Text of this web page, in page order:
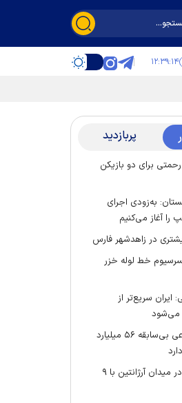
۱۲:۳۹:۱۴
پربازدید
برای دو بازیکن
به‌زودی اجرای
را آغاز می‌کنیم
خط لوله خزر
ایران سریع‌تر از
می‌شود
ژاپن بودجه دفاعی بی‌سابقه ۵۶ میلیارد
سقوط آسانسور در میدان آرژانتین با ۹